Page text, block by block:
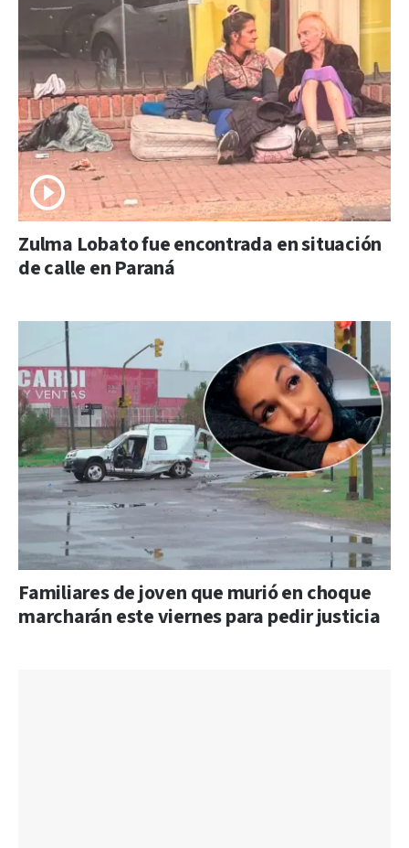
Zulma Lobato fue encontrada en situación
de calle en Paraná
Familiares de joven que murió en choque
marcharán este viernes para pedir justicia